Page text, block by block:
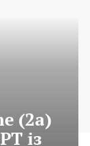
(2a)
із